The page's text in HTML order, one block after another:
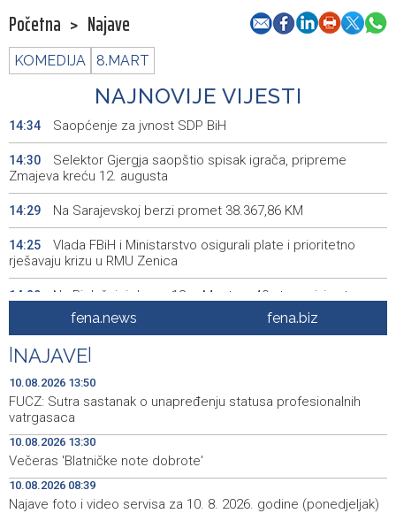
Početna > Najave
KOMEDIJA 8.MART
NAJNOVIJE VIJESTI
14:34 Saopćenje za jvnost SDP BiH
14:30
Selektor Gjergja saopštio spisak igrača, pripreme
Zmajeva kreću 12. augusta
14:29 Na Sarajevskoj berzi promet 38.367,86 KM
14:25
Vlada FBiH i Ministarstvo osigurali plate i prioritetno
rješavaju krizu u RMU Zenica
14:20
Na Bjelašnici danas 18, u Mostaru 40 stepeni, i sutra u
Bosni i Hercegovini sunčano i vruće
14:09 Na Banjalučkoj berzi promet 544.906,42 KM
14:00
Brčko - Povrijeđena osoba u jutrošnjoj pucnjavi van
životne opasnosti
13:59
Najmanje 12 ubijenih u napadu ukrajinskih dronova na
ruski grad Nižnjekamsk
13:59
Šelo Šabić: Evropska konfederacija nije zamjena za
proširenje, već odraz nesigurnosti u Evropi
fena.news fena.biz
NAJAVE
10.08.2026 13:50
FUCZ: Sutra sastanak o unapređenju statusa profesionalnih
vatrgasaca
10.08.2026 13:30
Večeras 'Blatničke note dobrote'
10.08.2026 08:39
Najave foto i video servisa za 10. 8. 2026. godine (ponedjeljak)